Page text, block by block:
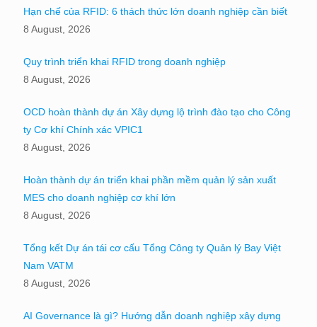
Hạn chế của RFID: 6 thách thức lớn doanh nghiệp cần biết
8 August, 2026
Quy trình triển khai RFID trong doanh nghiệp
8 August, 2026
OCD hoàn thành dự án Xây dựng lộ trình đào tạo cho Công
ty Cơ khí Chính xác VPIC1
8 August, 2026
Hoàn thành dự án triển khai phần mềm quản lý sản xuất
MES cho doanh nghiệp cơ khí lớn
8 August, 2026
Tổng kết Dự án tái cơ cấu Tổng Công ty Quản lý Bay Việt
Nam VATM
8 August, 2026
AI Governance là gì? Hướng dẫn doanh nghiệp xây dựng